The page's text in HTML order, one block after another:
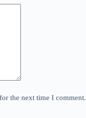
the next time I comment.